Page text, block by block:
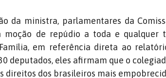
da ministra, parlamentares da
moção de repúdio a toda e qualquer
em referência direta ao
deputados, eles afirmam que o
direitos dos brasileiros mais